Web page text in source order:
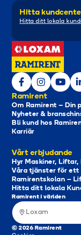
Hitta
Hitta ditt lokala
Ramirent
Om Ramirent – Din
Nyheter &
Bli kund hos
Karriär
Vårt erbjudande
Hyr Maskiner,
Våra tjänster för
Ramirentskolan –
Hitta ditt lokala
© 2026 Ramirent
Ramirent i världen
Loxam